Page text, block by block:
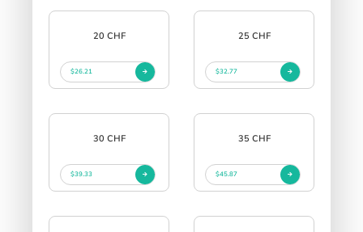
20 CHF
$26.21
25 CHF
$32.77
30 CHF
$39.33
35 CHF
$45.87